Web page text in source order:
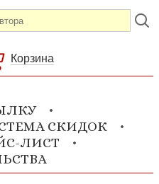
Корзина
СКИДОК
ЛИСТ